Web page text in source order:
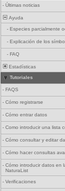
- Últimas noticias
Ayuda
- Especies parcialmente
- Explicación de los
- FAQ
Estadísticas
Tutoriales
- FAQS
- Cómo registrarse
- Cómo entrar datos
- Como introducir una lista
- Cómo consultar y editar
- Cómo hacer consultas
- Cómo introducir datos en
NaturaList
- Verificaciones